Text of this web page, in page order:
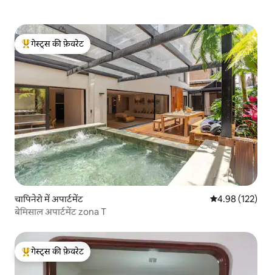
गेस्ट्स का टॉप फ़ेवरेट
गेस्ट्स की फ़ेवरेट
चापिनेरो में अपार्टमेंट औसत रेटिंग 5 में से
4.98 (122)
बेमिसाल अपार्टमेंट zona T
गेस्ट्स का टॉप फ़ेवरेट
गेस्ट्स की फ़ेवरेट